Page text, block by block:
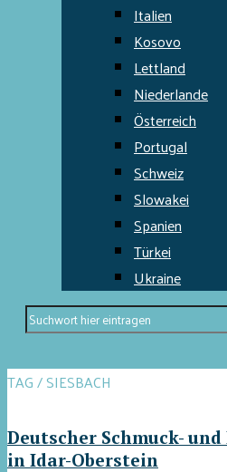
Italien
Kosovo
Lettland
Niederlande
Österreich
Portugal
Schweiz
Slowakei
Spanien
Türkei
Ukraine
TAG / SIESBACH
Deutscher Schmuck-
in Idar-Oberstein